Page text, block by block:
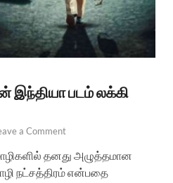
இந்தியா படம் லக்கி
a Comment
தனது அழுத்தமான
நட்சத்திரம் என்பதை